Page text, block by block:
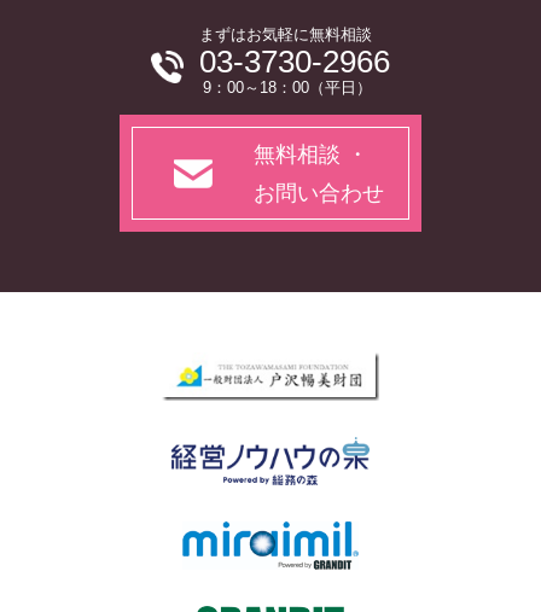
まずはお気軽に無料相談
03-3730-2966
9：00～18：00（平日）
無料相談 ・
お問い合わせ